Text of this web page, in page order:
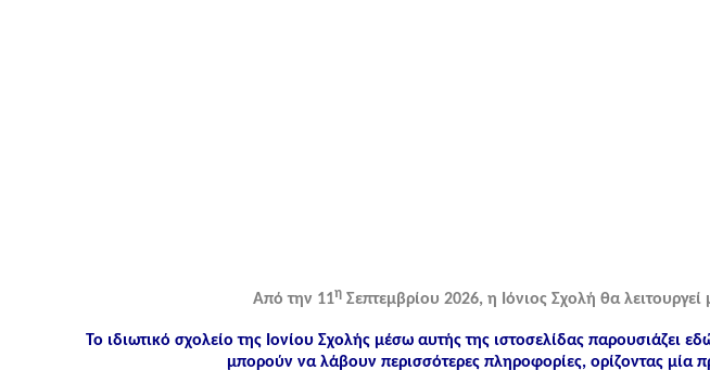
Από την 11ηΣεπτεμβρίου 2026, η Ιόνιος Σχολή θα
Το ιδιωτικό σχολείο της Ιονίου Σχολής μέσω αυτής της ιστοσελίδας παρουσιάζει
μπορούν να λάβουν περισσότερες πληροφορίες, ορίζοντας μία